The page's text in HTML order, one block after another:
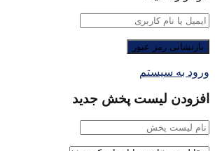
ورود به سیستم
افزودن لیست پخش جدید